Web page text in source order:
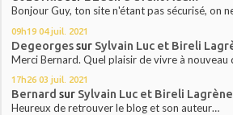
Bonjour Guy, ton site n'étant pas sécurisé, on
09h19 04 juil. 2021
Degeorgessur Sylvain Luc et Bireli
Merci Bernard. Quel plaisir de vivre à nouveau
17h26 03 juil. 2021
Bernard sur Sylvain Luc et Bireli Lagrène
Heureux de retrouver le blog et son auteur…